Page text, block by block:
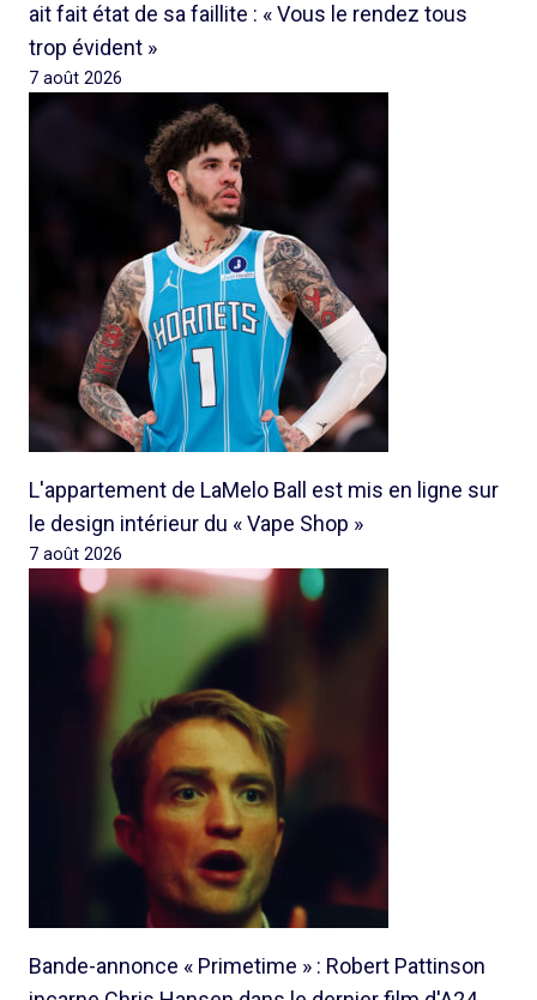
ait fait état de sa faillite : « Vous le rendez tous
trop évident »
7 août 2026
L'appartement de LaMelo Ball est mis en ligne sur
le design intérieur du « Vape Shop »
7 août 2026
Bande-annonce « Primetime » : Robert Pattinson